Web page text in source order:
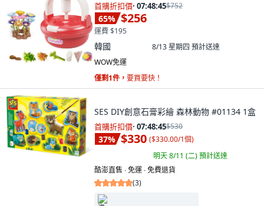
首購折扣價· 07:48:44$752
65% $256
運費 $195
韓國 8/13 星期四 預計送達
WOW免運
僅剩1件， 要買要快！
SES DIY創意石膏彩繪 森林動物 #01134 1盒
首購折扣價· 07:48:44$530
37% $330 ($330.00/1個)
明天 8/11 (二)預計送達
酷澎直售 ∙ 免運 ∙ 免費退貨
(3)